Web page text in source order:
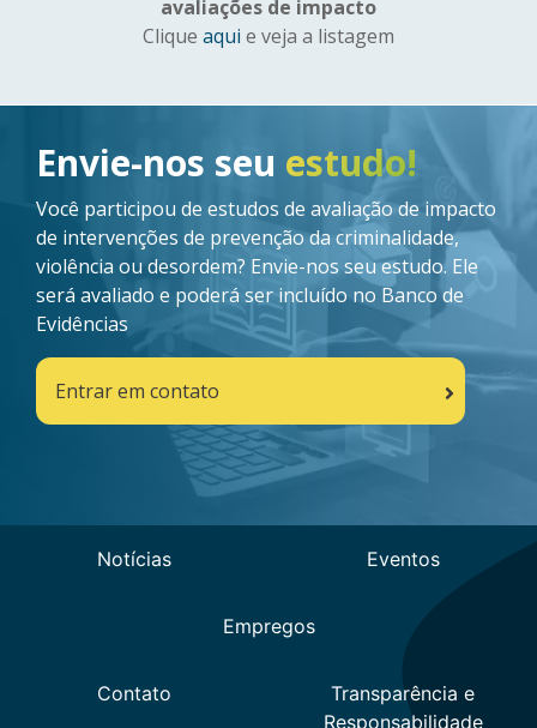
avaliações de impacto
Clique aqui e veja a listagem
Envie-nos seu estudo!
Você participou de estudos de avaliação de impacto
de intervenções de prevenção da criminalidade,
violência ou desordem? Envie-nos seu estudo. Ele
será avaliado e poderá ser incluído no Banco de
Evidências
Entrar em contato